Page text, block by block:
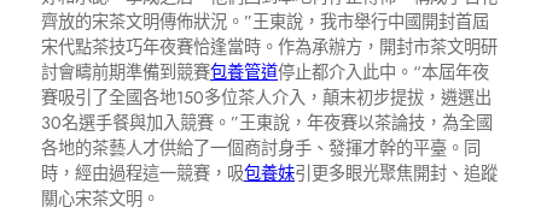
齊放的宋茶文明傳佈狀況。”王東說，我市舉行中國開封首屆
宋代點茶技巧年夜賽恰逢當時。作為承辦方，開封市茶文明研
討會疇前期準備到競賽包養管道停止都介入此中。“本屆年夜
賽吸引了全國各地150多位茶人介入，顛末初步提拔，遴選出
30名選手餐與加入競賽。”王東說，年夜賽以茶論技，為全國
各地的茶藝人才供給了一個商討身手、發揮才幹的平臺。同
時，經由過程這一競賽，吸包養妹引更多眼光聚焦開封、追蹤
關心宋茶文明。